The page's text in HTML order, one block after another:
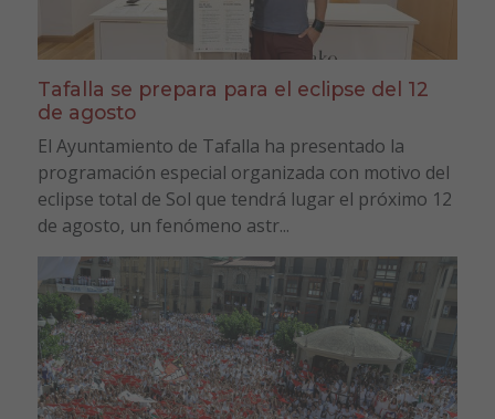
Tafalla se prepara para el eclipse del 12
de agosto
El Ayuntamiento de Tafalla ha presentado la
programación especial organizada con motivo del
eclipse total de Sol que tendrá lugar el próximo 12
de agosto, un fenómeno astr...